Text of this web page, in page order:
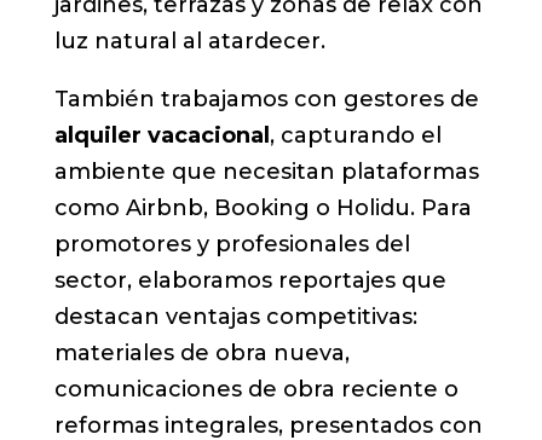
luz natural al atardecer.
También trabajamos con gestores de
alquiler vacacional , capturando el
ambiente que necesitan plataformas
como Airbnb, Booking o Holidu. Para
promotores y profesionales del
sector, elaboramos reportajes que
destacan ventajas competitivas:
materiales de obra nueva,
comunicaciones de obra reciente o
reformas integrales, presentados con